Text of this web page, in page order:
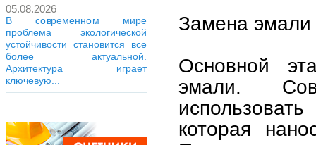
05.08.2026
В современном мире
проблема экологической
устойчивости становится все
более актуальной.
Архитектура играет
ключевую...
Замена эмали
Основной
эмали.
которая